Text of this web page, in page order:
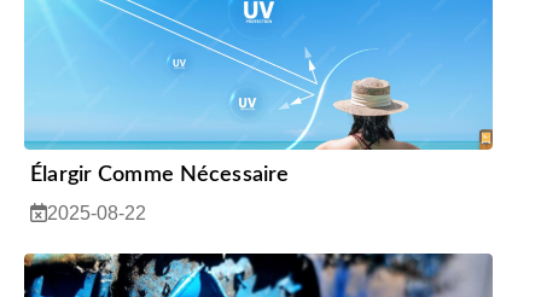
Élargir Comme Nécessaire
2025-08-22